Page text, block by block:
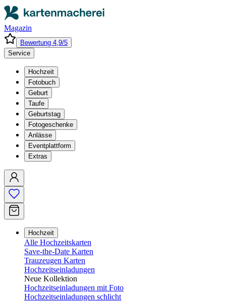
Magazin
Bewertung 4,9/5
Service
Hochzeit
Fotobuch
Geburt
Taufe
Geburtstag
Fotogeschenke
Anlässe
Eventplattform
Extras
Hochzeit
Alle Hochzeitskarten
Save-the-Date Karten
Trauzeugen Karten
Hochzeitseinladungen
Neue Kollektion
Hochzeitseinladungen mit Foto
Hochzeitseinladungen schlicht